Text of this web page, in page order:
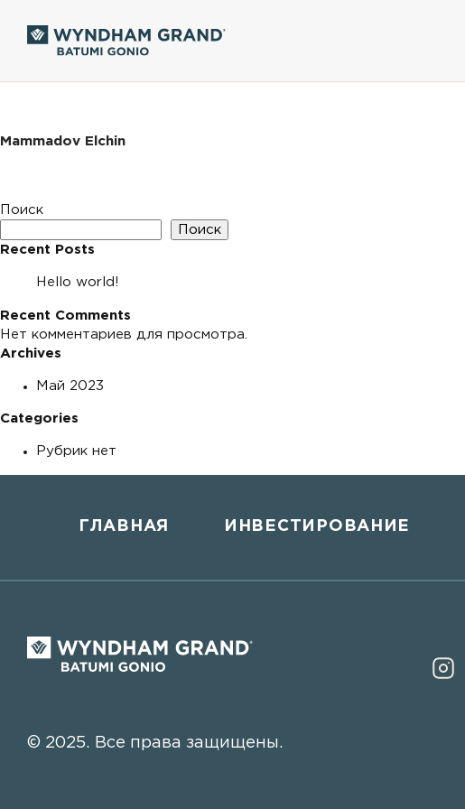
Mammadov Elchin
Поиск
Поиск
Recent Posts
Hello world!
Recent Comments
Нет комментариев для просмотра.
Archives
Май 2023
Categories
Рубрик нет
ГЛАВНАЯ ИНВЕСТИРОВАНИЕ
© 2025. Все права защищены.